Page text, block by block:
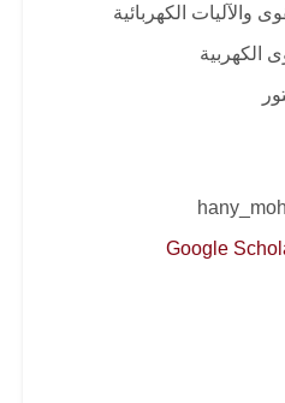
والآليات الكهربائية
الكهربية
Google